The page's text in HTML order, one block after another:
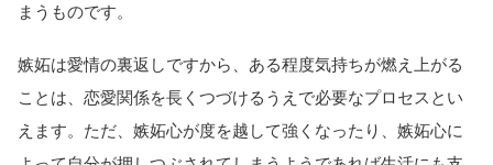
まうものです。
嫉妬は愛情の裏返しですから、ある程度気持ちが燃え上がる
ことは、恋愛関係を長くつづけるうえで必要なプロセスとい
えます。ただ、嫉妬心が度を越して強くなったり、嫉妬心に